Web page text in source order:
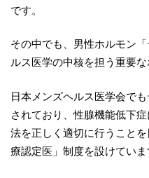
です。
その中でも、男性ホルモン
ルス医学の中核を担う重要
日本メンズヘルス医学会で
されており、性腺機能低下
法を正しく適切に行うこと
療認定医」制度を設けていま